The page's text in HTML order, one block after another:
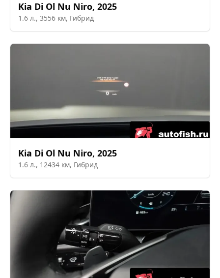
Kia Di Ol Nu Niro, 2025
1.6 л., 3556 км, Гибрид
Kia Di Ol Nu Niro, 2025
1.6 л., 12434 км, Гибрид